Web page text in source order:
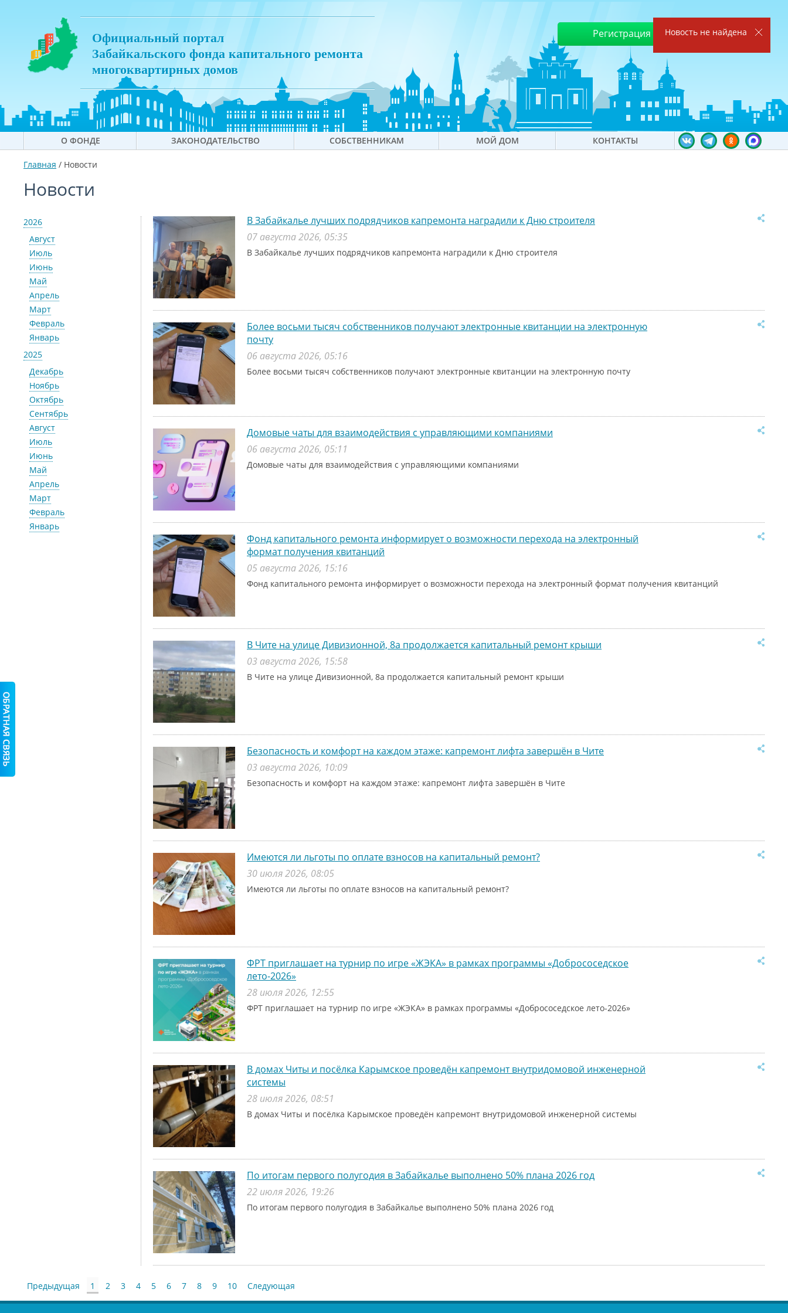
Официальный портал
Забайкальского фонда капитального ремонта
многоквартирных домов
Регистрация Войти
О ФОНДЕ ЗАКОНОДАТЕЛЬСТВО СОБСТВЕННИКАМ МОЙ ДОМ КОНТАКТЫ
Новость не найдена
Главная / Новости
Новости
2026
Август
Июль
Июнь
Май
Апрель
Март
Февраль
Январь
2025
Декабрь
Ноябрь
Октябрь
Сентябрь
Август
Июль
Июнь
Май
Апрель
Март
Февраль
Январь
В Забайкалье лучших подрядчиков капремонта наградили к Дню строителя
07 августа 2026, 05:35
В Забайкалье лучших подрядчиков капремонта наградили к Дню строителя
Более восьми тысяч собственников получают электронные квитанции на электронную
почту
06 августа 2026, 05:16
Более восьми тысяч собственников получают электронные квитанции на электронную почту
Домовые чаты для взаимодействия с управляющими компаниями
06 августа 2026, 05:11
Домовые чаты для взаимодействия с управляющими компаниями
Фонд капитального ремонта информирует о возможности перехода на электронный
формат получения квитанций
05 августа 2026, 15:16
Фонд капитального ремонта информирует о возможности перехода на электронный формат получения квитанций
В Чите на улице Дивизионной, 8а продолжается капитальный ремонт крыши
03 августа 2026, 15:58
В Чите на улице Дивизионной, 8а продолжается капитальный ремонт крыши
Безопасность и комфорт на каждом этаже: капремонт лифта завершён в Чите
03 августа 2026, 10:09
Безопасность и комфорт на каждом этаже: капремонт лифта завершён в Чите
Имеются ли льготы по оплате взносов на капитальный ремонт?
30 июля 2026, 08:05
Имеются ли льготы по оплате взносов на капитальный ремонт?
ФРТ приглашает на турнир по игре «ЖЭКА» в рамках программы «Добрососедское
лето-2026»
28 июля 2026, 12:55
ФРТ приглашает на турнир по игре «ЖЭКА» в рамках программы «Добрососедское лето-2026»
В домах Читы и посёлка Карымское проведён капремонт внутридомовой инженерной
системы
28 июля 2026, 08:51
В домах Читы и посёлка Карымское проведён капремонт внутридомовой инженерной системы
По итогам первого полугодия в Забайкалье выполнено 50% плана 2026 год
22 июля 2026, 19:26
По итогам первого полугодия в Забайкалье выполнено 50% плана 2026 год
Предыдущая 1 2 3 4 5 6 7 8 9 10 Следующая